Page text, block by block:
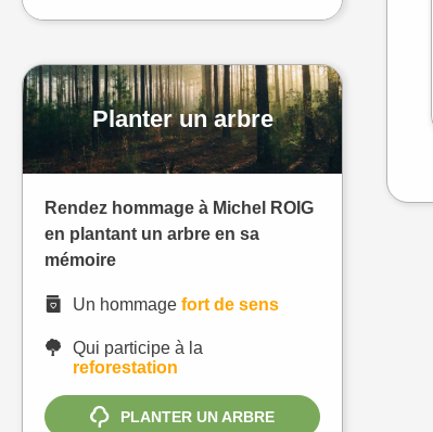
Planter un arbre
Rendez hommage à Michel ROIG
en plantant un arbre en sa
mémoire
Un hommage fort de sens
Qui participe à la
reforestation
PLANTER UN ARBRE